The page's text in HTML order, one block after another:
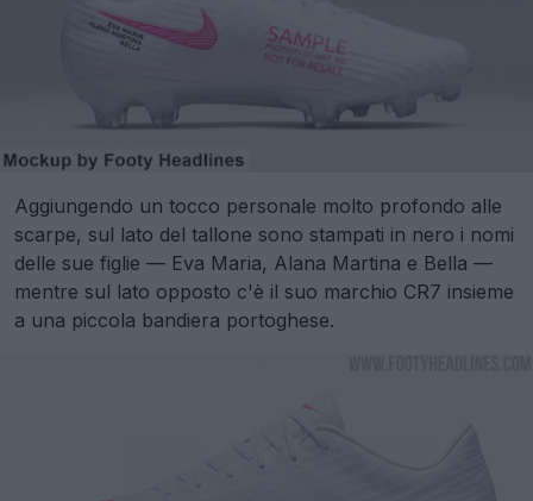
Aggiungendo un tocco personale molto profondo alle
scarpe, sul lato del tallone sono stampati in nero i nomi
delle sue figlie — Eva Maria, Alana Martina e Bella —
mentre sul lato opposto c'è il suo marchio CR7 insieme
a una piccola bandiera portoghese.